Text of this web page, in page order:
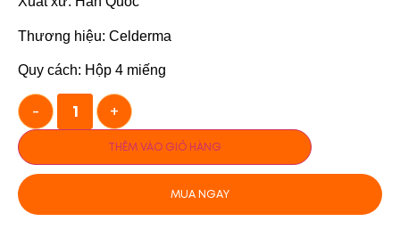
Thương hiệu: Celderma
Quy cách: Hộp 4 miếng
- +
THÊM VÀO GIỎ HÀNG
MUA NGAY